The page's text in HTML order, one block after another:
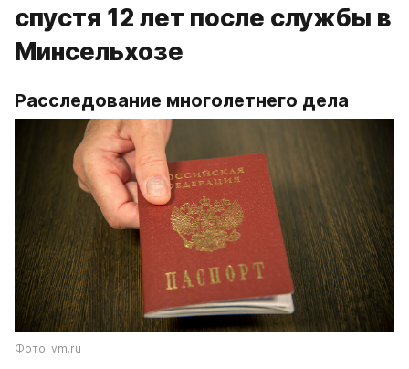
спустя 12 лет после службы в
Минсельхозе
Расследование многолетнего дела
Фото: vm.ru